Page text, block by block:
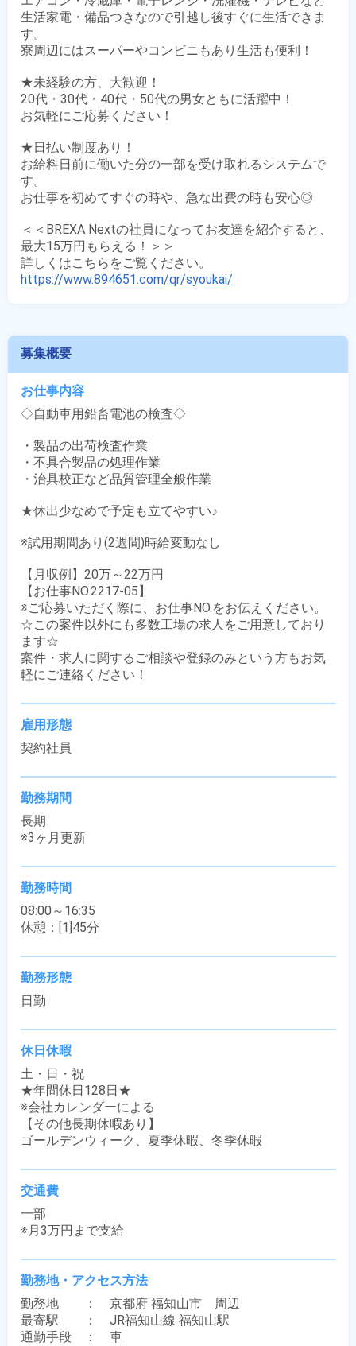
生活家電・備品つきなので引越し後すぐに生活できま
す。
寮周辺にはスーパーやコンビニもあり生活も便利！
★未経験の方、大歓迎！
20代・30代・40代・50代の男女ともに活躍中！
お気軽にご応募ください！
★日払い制度あり！
お給料日前に働いた分の一部を受け取れるシステムで
す。
お仕事を初めてすぐの時や、急な出費の時も安心◎
＜＜BREXA Nextの社員になってお友達を紹介すると、
最大15万円もらえる！＞＞
https://www.894651.com/qr/syoukai/
募集概要
お仕事内容
◇自動車用鉛畜電池の検査◇
・製品の出荷検査作業
・不具合製品の処理作業
・治具校正など品質管理全般作業
★休出少なめで予定も立てやすい♪
※試用期間あり(2週間)時給変動なし
【月収例】20万～22万円
【お仕事NO.2217-05】
※ご応募いただく際に、お仕事NO.をお伝えください。
☆この案件以外にも多数工場の求人をご用意しており
ます☆
案件・求人に関するご相談や登録のみという方もお気
軽にご連絡ください！
雇用形態
契約社員
勤務期間
長期
※3ヶ月更新
勤務時間
08:00～16:35
休憩：[1]45分
勤務形態
日勤
休日休暇
土・日・祝
★年間休日128日★
※会社カレンダーによる
【その他長期休暇あり】
ゴールデンウィーク、夏季休暇、冬季休暇
交通費
一部
※月3万円まで支給
勤務地・アクセス方法
勤務地　　：　京都府 福知山市　周辺
最寄駅　　：　JR福知山線 福知山駅
通勤手段　：　車